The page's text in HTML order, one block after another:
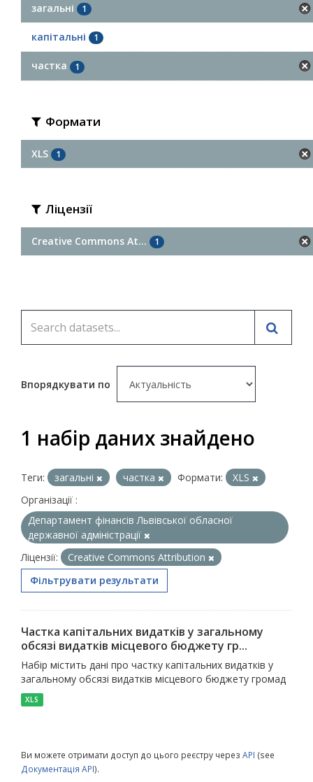
загальні 1
капітальні 1
частка 1
Формати
XLS 1
Ліцензії
Creative Commons At... 1
Впорядкувати по
1 набір даних знайдено
Теги: загальні частка Формати:
XLS
Організації :
Департамент фінансів Львівської обласної
державної адміністрації
Ліцензії:
Creative Commons Attribution
Фільтрувати результати
Частка капітальних видатків у загальному
обсязі видатків місцевого бюджету гр...
Набір містить дані про частку капітальних видатків у
загальному обсязі видатків місцевого бюджету громад
XLS
Ви можете отримати доступ до цього реєстру через API (see
Документація API).